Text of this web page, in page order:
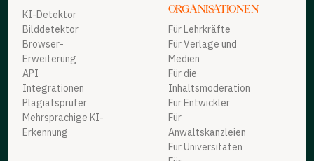
KI-Detektor
Bilddetektor
Browser-
Erweiterung
API
Integrationen
Plagiatsprüfer
Mehrsprachige KI-
Erkennung
ORGANISATIONEN
Für Lehrkräfte
Für Verlage und
Medien
Für die
Inhaltsmoderation
Für Entwickler
Für
Anwaltskanzleien
Für Universitäten